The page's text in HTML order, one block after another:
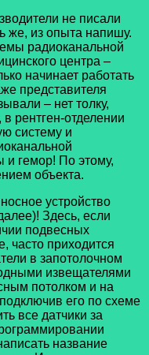
не писали
же, из опыта напишу.
радиоканальной
центра –
начинает работать
представителя
– нет толку,
рентген-отделении
систему и
и гемор! По этому,
объекта.
устройство
Здесь, если
подвесных
часто приходится
в запотолочном
извещателями
потолком и на
его по схеме
все датчики за
название